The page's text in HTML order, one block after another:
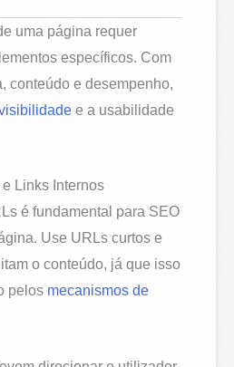
uma página requer
específicos. Com
conteúdo e desempenho,
e a usabilidade
Links Internos
é fundamental para SEO
Use URLs curtos e
o conteúdo, já que isso
pelos mecanismos de